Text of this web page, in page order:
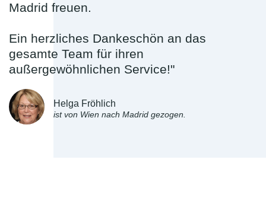
Madrid freuen.
Ein herzliches Dankeschön an das
gesamte Team für ihren
außergewöhnlichen Service!"
Helga Fröhlich
ist von Wien nach Madrid gezogen.